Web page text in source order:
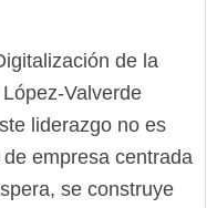
de la
Valverde
liderazgo no es
empresa centrada
se construye